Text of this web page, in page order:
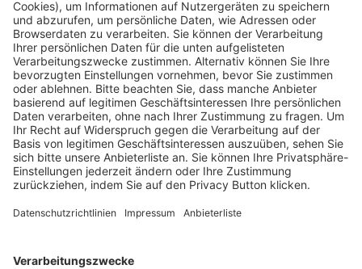
Pässe und Vereinswechsel
Trainerausbildung
Schulungsangebot Vereinsmitarbeiter
BFV-Geschäftsstellen
Trainerbörse
Login SpielPlus
FOLGE DEM BFV